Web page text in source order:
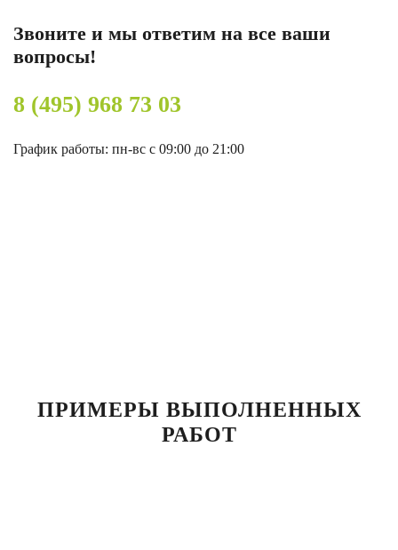
Звоните и мы ответим на все ваши
вопросы!
8 (495) 968 73 03
График работы: пн-вс с 09:00 до 21:00
ПРИМЕРЫ ВЫПОЛНЕННЫХ
РАБОТ